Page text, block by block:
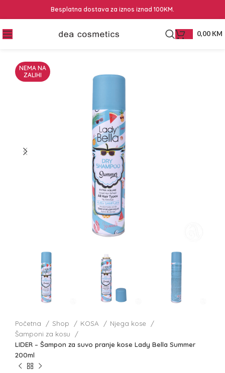
Besplatna dostava za iznos iznad 100KM.
0,00 KM
NEMA NA
ZALIHI
Početna Shop KOSA
Njega kose
Šamponi za kosu
LIDER – Šampon za suvo pranje kose Lady Bella Summer
200ml